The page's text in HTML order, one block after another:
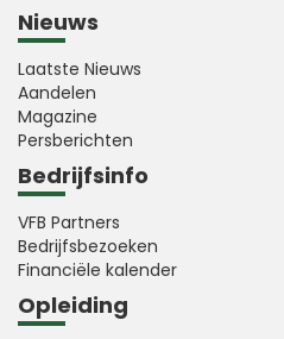
Nieuws
Laatste Nieuws
Aandelen
Magazine
Persberichten
Bedrijfsinfo
VFB Partners
Bedrijfsbezoeken
Financiële kalender
Opleiding